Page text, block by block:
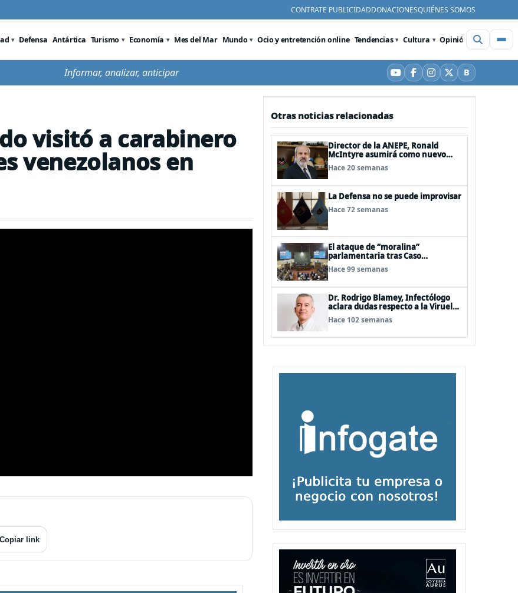
CONTRATE PUBLICIDADDONACIONESQUIÉNES SOMOS
Defensa Antártica Turismo Economía Mes del Mar Mundo Ocio y entretención online Tendencias Cultura Opinión Videos
Informar, analizar, anticipar YouTube
Facebook
Instagram
X BBluesky
visitó a carabinero
venezolanos en
Copiar link
Otras noticias relacionadas
Director de la ANEPE, Ronald
McIntyre asumirá como nuevo
director de la ANI
Hace 20 semanas
La Defensa no se puede improvisar
Hace 72 semanas
El ataque de “moralina”
parlamentaria tras Caso
Hermosilla, pero se olvidan que
son los peor evaluados
Hace 99 semanas
Dr. Rodrigo Blamey, Infectólogo
aclara dudas respecto a la Viruela
del Mono (MPOX)
Hace 102 semanas